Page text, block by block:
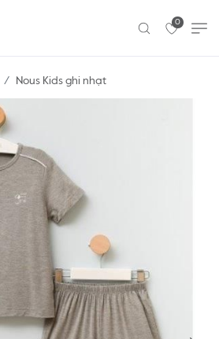
0
Nous Kids ghi nhạt